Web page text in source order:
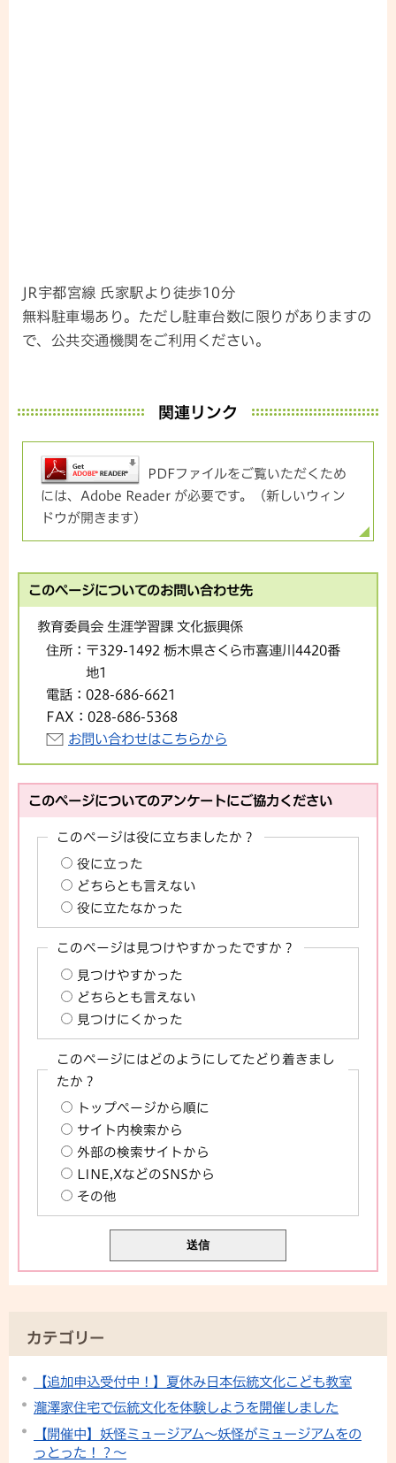
JR宇都宮線 氏家駅より徒歩10分
無料駐車場あり。ただし駐車台数に限りがありますの
で、公共交通機関をご利用ください。
関連リンク
PDFファイルをご覧いただくため
には、Adobe Reader が必要です。（新しいウィン
ドウが開きます）
このページについてのお問い合わせ先
教育委員会 生涯学習課 文化振興係
住所： 〒329-1492 栃木県さくら市喜連川4420番
地1
電話： 028-686-6621
FAX： 028-686-5368
お問い合わせはこちらから
このページについてのアンケートにご協力ください
このページは役に立ちましたか？
役に立った
どちらとも言えない
役に立たなかった
このページは見つけやすかったですか？
見つけやすかった
どちらとも言えない
見つけにくかった
このページにはどのようにしてたどり着きまし
たか？
トップページから順に
サイト内検索から
外部の検索サイトから
LINE,XなどのSNSから
その他
カテゴリー
【追加申込受付中！】夏休み日本伝統文化こども教室
瀧澤家住宅で伝統文化を体験しようを開催しました
【開催中】妖怪ミュージアム～妖怪がミュージアムをの
っとった！？～